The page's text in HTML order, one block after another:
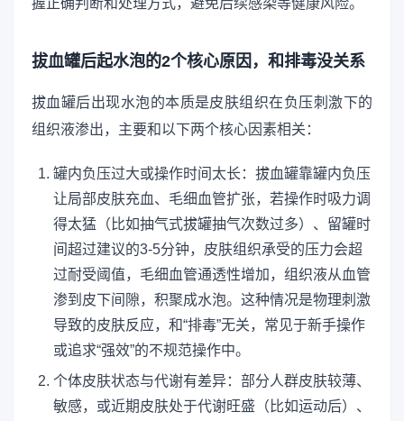
拔血罐后起水泡的2个核心原因，和排毒没关系
拔血罐后出现水泡的本质是皮肤组织在负压刺激下的
组织液渗出，主要和以下两个核心因素相关：
罐内负压过大或操作时间太长：拔血罐靠罐内负压
让局部皮肤充血、毛细血管扩张，若操作时吸力调
得太猛（比如抽气式拔罐抽气次数过多）、留罐时
间超过建议的3-5分钟，皮肤组织承受的压力会超
过耐受阈值，毛细血管通透性增加，组织液从血管
渗到皮下间隙，积聚成水泡。这种情况是物理刺激
导致的皮肤反应，和“排毒”无关，常见于新手操作
或追求“强效”的不规范操作中。
个体皮肤状态与代谢有差异：部分人群皮肤较薄、
敏感，或近期皮肤处于代谢旺盛（比如运动后）、